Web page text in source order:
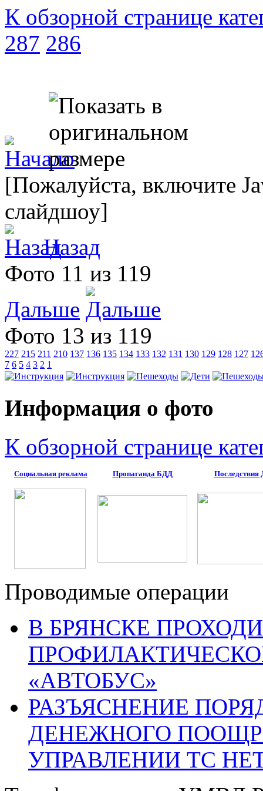
К обзорной странице
287 286
[Пожалуйста, включите
слайдшоу]
Назад
Фото 11 из 119
Дальше
Фото 13 из 119
227 215 211 210 137 136 135 134 133 132 131 130 129 128 127
7 6 5 4 3 2 1
Информация о фото
К обзорной странице
Социальная реклама Пропаганда БДД
Проводимые операции
В БРЯНСКЕ
«АВТОБУС»
РАЗЪЯСНЕНИЕ
ДЕНЕЖНОГО
УПРАВЛЕНИИ ТС